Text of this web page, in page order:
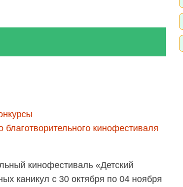
благотворительного кинофестиваля
кинофестиваль «Детский
каникул с 30 октября по 04 ноября